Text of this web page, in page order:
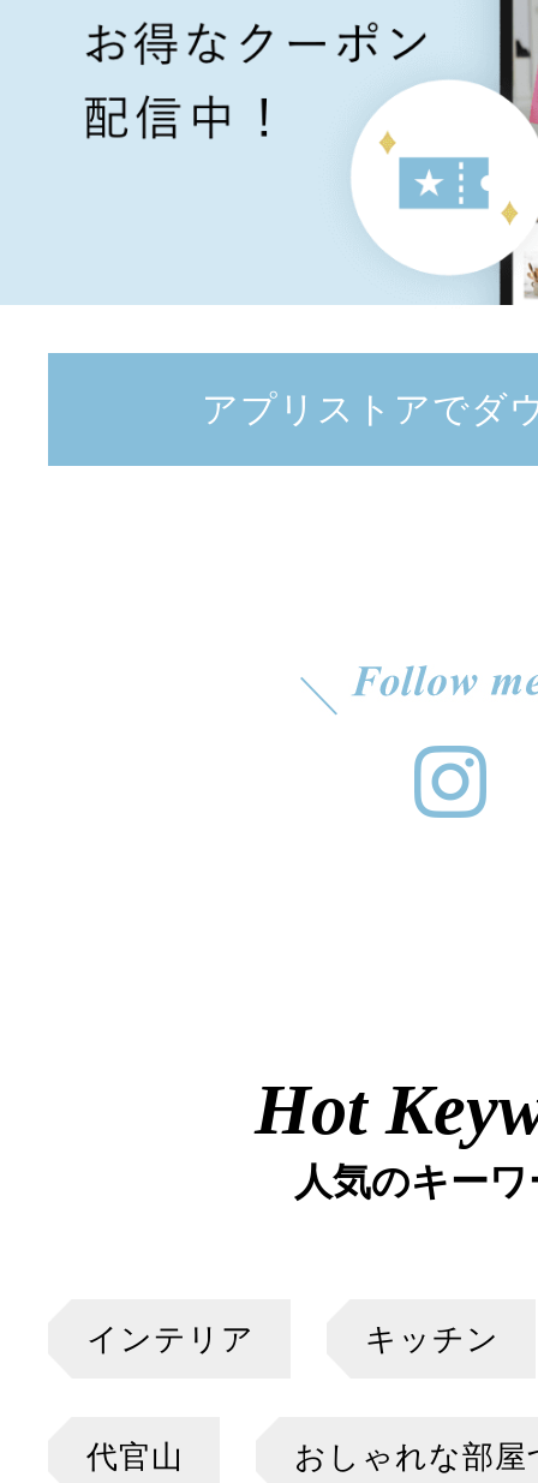
アプリストアでダ
Hot
人気のキー
インテリア キッチン
代官山 おしゃれな部屋